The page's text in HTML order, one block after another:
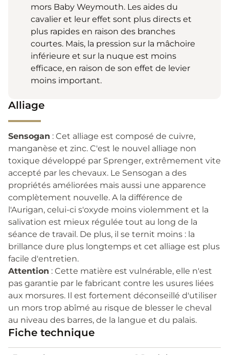
mors Baby Weymouth. Les aides du
cavalier et leur effet sont plus directs et
plus rapides en raison des branches
courtes. Mais, la pression sur la mâchoire
inférieure et sur la nuque est moins
efficace, en raison de son effet de levier
moins important.
Alliage
Sensogan : Cet alliage est composé de cuivre,
manganèse et zinc. C'est le nouvel alliage non
toxique développé par Sprenger, extrêmement vite
accepté par les chevaux. Le Sensogan a des
propriétés améliorées mais aussi une apparence
complètement nouvelle. A la différence de
l'Aurigan, celui-ci s'oxyde moins violemment et la
salivation est mieux régulée tout au long de la
séance de travail. De plus, il se ternit moins : la
brillance dure plus longtemps et cet alliage est plus
facile d'entretien.
Attention : Cette matière est vulnérable, elle n'est
pas garantie par le fabricant contre les usures liées
aux morsures. Il est fortement déconseillé d'utiliser
un mors trop abîmé au risque de blesser le cheval
au niveau des barres, de la langue et du palais.
Fiche technique